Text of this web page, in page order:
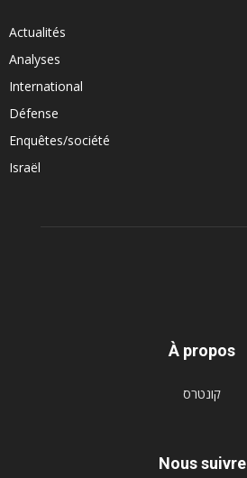
Actualités
Analyses
International
Défense
Enquêtes/société
Israël
À propos
קונטרס
Nous suivre